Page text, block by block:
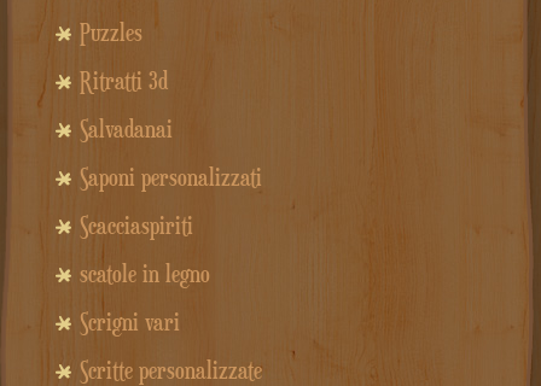
Puzzles
Ritratti 3d
Salvadanai
Saponi personalizzati
Scacciaspiriti
scatole in legno
Scrigni vari
Scritte personalizzate